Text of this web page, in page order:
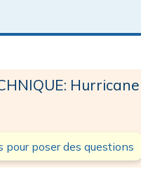
pour poser des questions